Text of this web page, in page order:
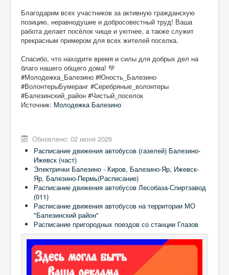
Благодарим всех участников за активную гражданскую
позицию, неравнодушие и добросовестный труд! Ваша
работа делает посёлок чище и уютнее, а также служит
прекрасным примером для всех жителей поселка.
Спасибо, что находите время и силы для добрых дел на
благо нашего общего дома! 💚
#Молодежка_Балезино #Юность_Балезино
#ВолонтерыБумеранг #Серебряные_волонтеры
#Балезинский_район #Чистый_поселок
Источник: Молодежка Балезино
Обновлено: 02 июня 2026
Расписание движения автобусов (газелей) Балезино-
Ижевск (част)
Электрички Балезино - Киров, Балезино-Яр, Ижевск-
Яр, Балезино-Пермь(Расписание)
Расписание движения автобусов Лесобаза-Спиртзавод
(011)
Расписание движения автобусов на территории МО
"Балезинский район"
Расписание пригородных поездов со станции Глазов